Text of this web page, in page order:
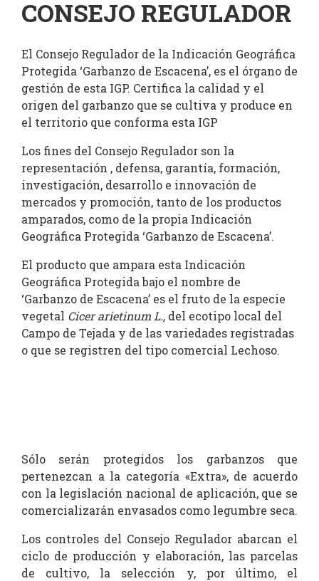
Blog
Contacto
CONSEJO REGULADOR
El Consejo Regulador de la Indicación Geográfica
Protegida ‘Garbanzo de Escacena’, es el órgano de
gestión de esta IGP. Certifica la calidad y el
origen del garbanzo que se cultiva y produce en
el territorio que conforma esta IGP
Los fines del Consejo Regulador son la
representación , defensa, garantía, formación,
investigación, desarrollo e innovación de
mercados y promoción, tanto de los productos
amparados, como de la propia Indicación
Geográfica Protegida ‘Garbanzo de Escacena’.
El producto que ampara esta Indicación
Geográfica Protegida bajo el nombre de
‘Garbanzo de Esca­cena’ es el fruto de la especie
vegetal Cicer arietinum L., del ecotipo local del
Campo de Tejada y de las variedades registradas
o que se registren del tipo comercial Lechoso.
Sólo serán protegidos los garbanzos que
pertenezcan a la categoría «Extra», de acuerdo
con la legisla­ción nacional de aplicación, que se
comercializarán envasados como legumbre seca.
Los controles del Consejo Regulador abarcan el
ciclo de producción y elaboración, las parcelas
de cultivo, la selección y, por último, el